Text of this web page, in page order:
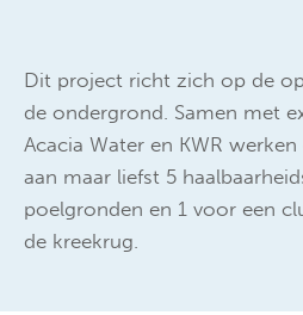
Dit project richt zich op de
de ondergrond. Samen met
Acacia Water en KWR
aan maar liefst 5
poelgronden en 1 voor een
de kreekrug.